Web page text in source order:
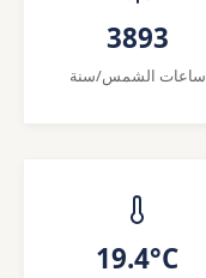
3893
ساعات الشمس/سنة
19.4°C